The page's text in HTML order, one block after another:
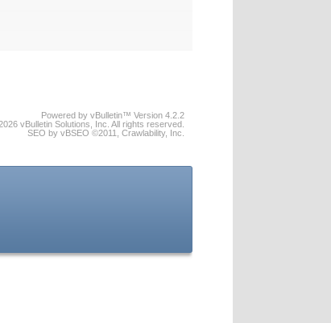
Powered by vBulletin™ Version 4.2.2
vBulletin Solutions, Inc. All rights reserved.
SEO by vBSEO ©2011, Crawlability, Inc.